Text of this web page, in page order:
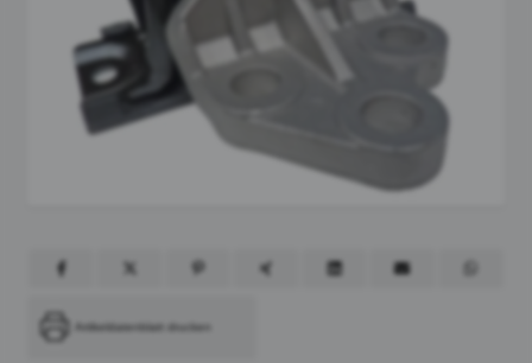
Artikeldatenblatt drucken